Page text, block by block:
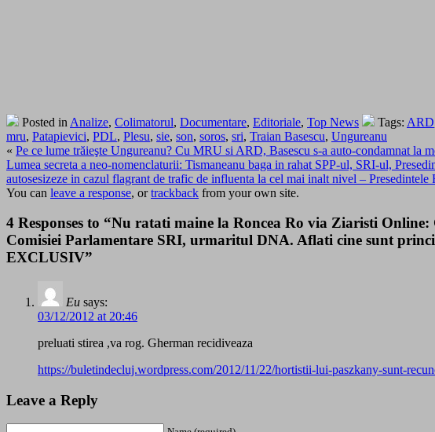
Posted in Analize, Colimatorul, Documentare, Editoriale, Top News Tags: ARD
mru, Patapievici, PDL, Plesu, sie, son, soros, sri, Traian Basescu, Ungureanu
« Pe ce lume trăieşte Ungureanu? Cu MRU si ARD, Basescu s-a auto-condamnat
Lumea secreta a neo-nomenclaturii: Tismaneanu baga in rahat SPP-ul, SRI-ul,
autosesizeze in cazul flagrant de trafic de influenta la cel mai inalt nivel – Presedintele
You can leave a response, ortrackback from your own site.
4 Responses to “Nu ratati maine la Roncea Ro via Ziaristi
Comisiei Parlamentare SRI, urmaritul DNA. Aflati cine sunt
EXCLUSIV”
Eu says:
03/12/2012 at 20:46
preluati stirea ,va rog. Gherman recidiveaza
https://buletindecluj.wordpress.com/2012/11/22/hortistii-lui-paszkany-sunt-
Leave a Reply